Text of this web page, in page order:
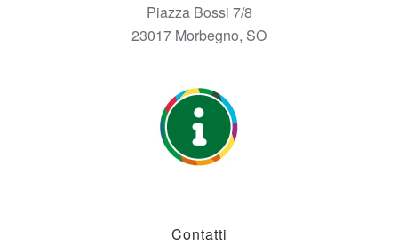
Piazza Bossi 7/8
23017 Morbegno, SO
Contatti